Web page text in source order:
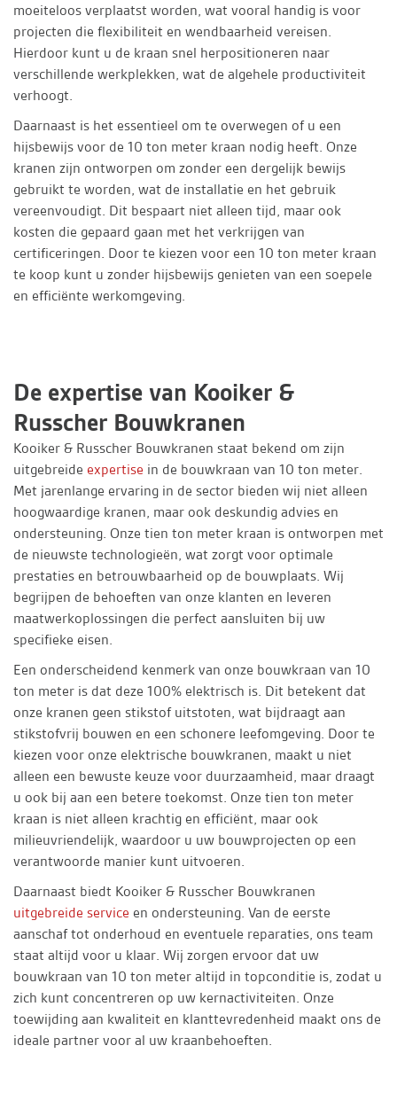
moeiteloos verplaatst worden, wat vooral handig is voor
projecten die flexibiliteit en wendbaarheid vereisen.
Hierdoor kunt u de kraan snel herpositioneren naar
verschillende werkplekken, wat de algehele productiviteit
verhoogt.
Daarnaast is het essentieel om te overwegen of u een
hijsbewijs voor de 10 ton meter kraan nodig heeft. Onze
kranen zijn ontworpen om zonder een dergelijk bewijs
gebruikt te worden, wat de installatie en het gebruik
vereenvoudigt. Dit bespaart niet alleen tijd, maar ook
kosten die gepaard gaan met het verkrijgen van
certificeringen. Door te kiezen voor een 10 ton meter kraan
te koop kunt u zonder hijsbewijs genieten van een soepele
en efficiënte werkomgeving.
De expertise van Kooiker &
Russcher Bouwkranen
Kooiker & Russcher Bouwkranen staat bekend om zijn
uitgebreide expertise in de bouwkraan van 10 ton meter.
Met jarenlange ervaring in de sector bieden wij niet alleen
hoogwaardige kranen, maar ook deskundig advies en
ondersteuning. Onze tien ton meter kraan is ontworpen met
de nieuwste technologieën, wat zorgt voor optimale
prestaties en betrouwbaarheid op de bouwplaats. Wij
begrijpen de behoeften van onze klanten en leveren
maatwerkoplossingen die perfect aansluiten bij uw
specifieke eisen.
Een onderscheidend kenmerk van onze bouwkraan van 10
ton meter is dat deze 100% elektrisch is. Dit betekent dat
onze kranen geen stikstof uitstoten, wat bijdraagt aan
stikstofvrij bouwen en een schonere leefomgeving. Door te
kiezen voor onze elektrische bouwkranen, maakt u niet
alleen een bewuste keuze voor duurzaamheid, maar draagt
u ook bij aan een betere toekomst. Onze tien ton meter
kraan is niet alleen krachtig en efficiënt, maar ook
milieuvriendelijk, waardoor u uw bouwprojecten op een
verantwoorde manier kunt uitvoeren.
Daarnaast biedt Kooiker & Russcher Bouwkranen
uitgebreide service en ondersteuning. Van de eerste
aanschaf tot onderhoud en eventuele reparaties, ons team
staat altijd voor u klaar. Wij zorgen ervoor dat uw
bouwkraan van 10 ton meter altijd in topconditie is, zodat u
zich kunt concentreren op uw kernactiviteiten. Onze
toewijding aan kwaliteit en klanttevredenheid maakt ons de
ideale partner voor al uw kraanbehoeften.